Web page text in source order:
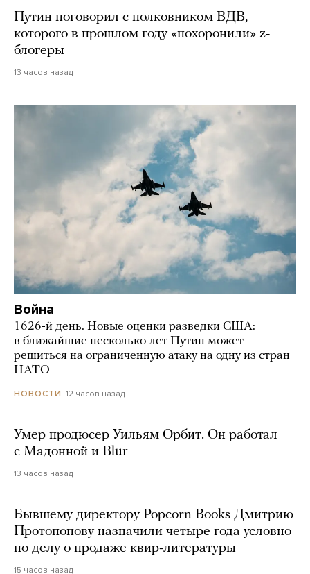
Путин поговорил с полковником ВДВ,
которого в прошлом году «похоронили» z-
блогеры
13 часов назад
Война
1626-й день. Новые оценки разведки США:
в ближайшие несколько лет Путин может
решиться на ограниченную атаку на одну из стран
НАТО
НОВОСТИ 12 часов назад
Умер продюсер Уильям Орбит. Он работал
с Мадонной и Blur
13 часов назад
Бывшему директору Popcorn Books Дмитрию
Протопопову назначили четыре года условно
по делу о продаже квир-литературы
15 часов назад